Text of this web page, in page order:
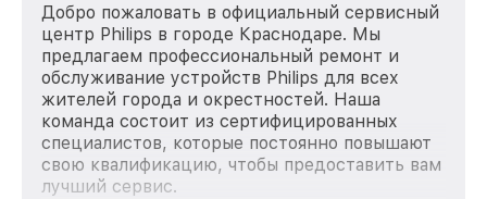
Добро пожаловать в официальный сервисный
центр Philips в городе Краснодаре. Мы
предлагаем профессиональный ремонт и
обслуживание устройств Philips для всех
жителей города и окрестностей. Наша
команда состоит из сертифицированных
специалистов, которые постоянно повышают
свою квалификацию, чтобы предоставить вам
лучший сервис.